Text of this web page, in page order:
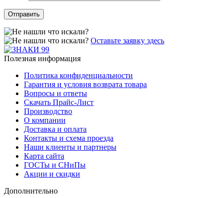
Оставьте заявку здесь
Полезная информация
Политика конфиденциальности
Гарантия и условия возврата товара
Вопросы и ответы
Скачать Прайс-Лист
Производство
О компании
Доставка и оплата
Контакты и схема проезда
Наши клиенты и партнеры
Карта сайта
ГОСТы и СНиПы
Акции и скидки
Дополнительно